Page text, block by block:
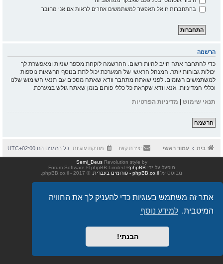
אתר זה משתמש בעוגיות כדי להעניק לך את החוויה
המיטבית. למידע נוסף
הבנתי!
בהתחברות זו אל תאפשר למשתמשים אחרים לראות אם אני מחובר
הרשמה
כדי להתחבר אתה חייב להיות רשום. ההרשמה לוקחת מספר שניות ומאפשרת לך
יכולות גבוהות יותר. המנהל הראשי של המערכת יכול לתת בנוסף הרשאות נוספות
למשתמשים רשומים. לפני שאתה מתחבר וודא שאתה מסכים עם תנאי השימוש שלנו
וכללי המדיניות. אנא וודא שקראת כל כללי פורום בזמן שאתה גולש במערכת.
תנאי שימוש | מדיניות הפרטיות
הרשמה
בית עמוד ראשי כל הזמנים הם UTC+02:00 מחיקת עוגיות יצירת קשר
Revolution style by
Semi_Deus
מופעל על ידי phpBB
® Forum Software © phpBB Limited
מבוסס על phpBB.co.il - פורומים בעברית . © 2017 - phpBB.co.il.